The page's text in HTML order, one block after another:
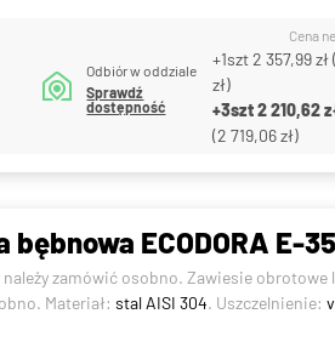
Odbiór w oddziale
Sprawdź
dostępność
Cena
+1szt2 357,99 zł(
zł)
+3szt2 210,62
(2 719,06 zł)
ECODORA E-
zamówić osobno. Zawiesie
Materiał: stal AISI 304. Uszczelnienie: